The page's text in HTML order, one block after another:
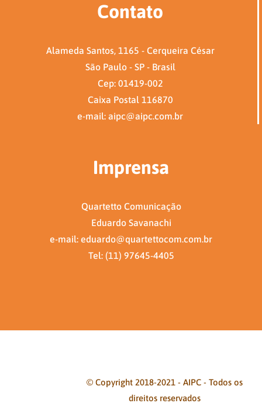
Contato
Alameda Santos, 1165 - Cerqueira César
São Paulo - SP - Brasil
Cep: 01419-002
Caixa Postal 116870
e-mail: aipc@aipc.com.br
Imprensa
Quartetto Comunicação
Eduardo Savanachi
e-mail: eduardo@quartettocom.com.br
Tel: (11) 97645-4405
© Copyright 2018-2021 - AIPC - Todos os
direitos reservados